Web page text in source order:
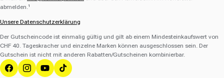
abmelden.¹
Unsere Datenschutzerklärung
Der Gutscheincode ist einmalig gültig und gilt ab einem Mindesteinkaufswert von
CHF 40. Tageskracher und einzelne Marken können ausgeschlossen sein. Der
Gutschein ist nicht mit anderen Rabatten/Gutscheinen kombinierbar.
FacebookInstagram
YouTubeTikTok